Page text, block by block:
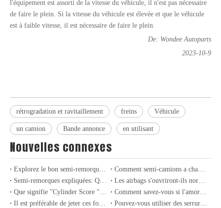
l'équipement est assorti de la vitesse du véhicule, il n'est pas nécessaire
de faire le plein. Si la vitesse du véhicule est élevée et que le véhicule
est à faible vitesse, il est nécessaire de faire le plein.
De: Wondee Autoparts
2023-10-9
rétrogradation et ravitaillement freins Véhicule
un camion Bande annonce en utilisant
Nouvelles connexes
Explorez le bon semi-remorque pour vos besoins de fret
Comment semi-camions a changé de fret pour toujours: un siècle d'innovation
Semi-remorques expliquées: Quel type acheter
Les airbags s'ouvriront-ils normalement en cas de collision lors de la conduite sans porter de ceintures de sécurité?
Que signifie "Cylinder Score "? Dans quelles circonstances le moteur expérimera-t-il "Cylinder Scoring "?
Comment savez-vous si l'amortisseur de voiture est cassé? Doit-il être remplacé par paires?
Il est préférable de jeter ces fournitures de voiture dès que possible
Pouvez-vous utiliser des serrures pour enfants sur des voitures? Combien en connaissez-vous sur les fonctions cachées sur les voitures?